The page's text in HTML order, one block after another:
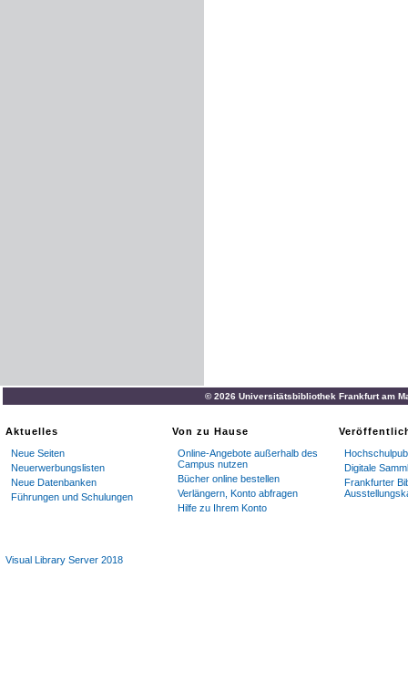
© 2026 Universitätsbibliothek Frankfurt am
Aktuelles
Neue Seiten
Neuerwerbungslisten
Neue Datenbanken
Führungen und Schulungen
Von zu Hause
Online-Angebote außerhalb des
Campus nutzen
Bücher online bestellen
Verlängern, Konto abfragen
Hilfe zu Ihrem Konto
Digitale
Frankfurter
Visual Library Server 2018